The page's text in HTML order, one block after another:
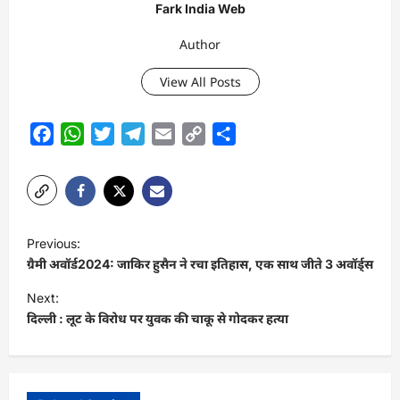
Fark India Web
Author
View All Posts
FacebookWhatsAppTwitterTelegram
Email
Copy
P
o
s
t
Previous:
ग्रैमी अवॉर्ड2024: जाकिर हुसैन ने रचा इतिहास, एक साथ जीते 3 अवॉर्ड्स
Next:
दिल्ली : लूट के विरोध पर युवक की चाकू से गोदकर हत्या